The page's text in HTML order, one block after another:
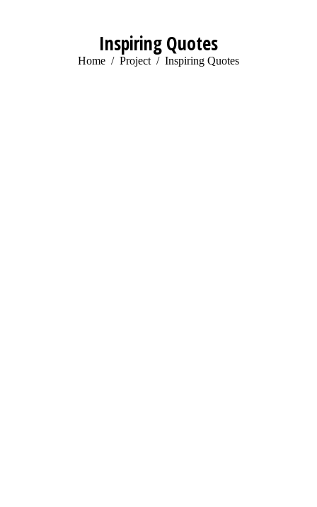
Inspiring Quotes
You are here:
Home Project Inspiring Quotes